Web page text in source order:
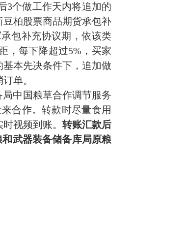
3个做工作天内将追加的
柏股票商品期货承包补
包补充协议期，依该类
，每下降超过5%，买家
本先决条件下，追加做
单。
中国粮草合作调节服务
合作。转款时尽量食用
视频到账。 转账汇款后
武器装备储备库局原粮